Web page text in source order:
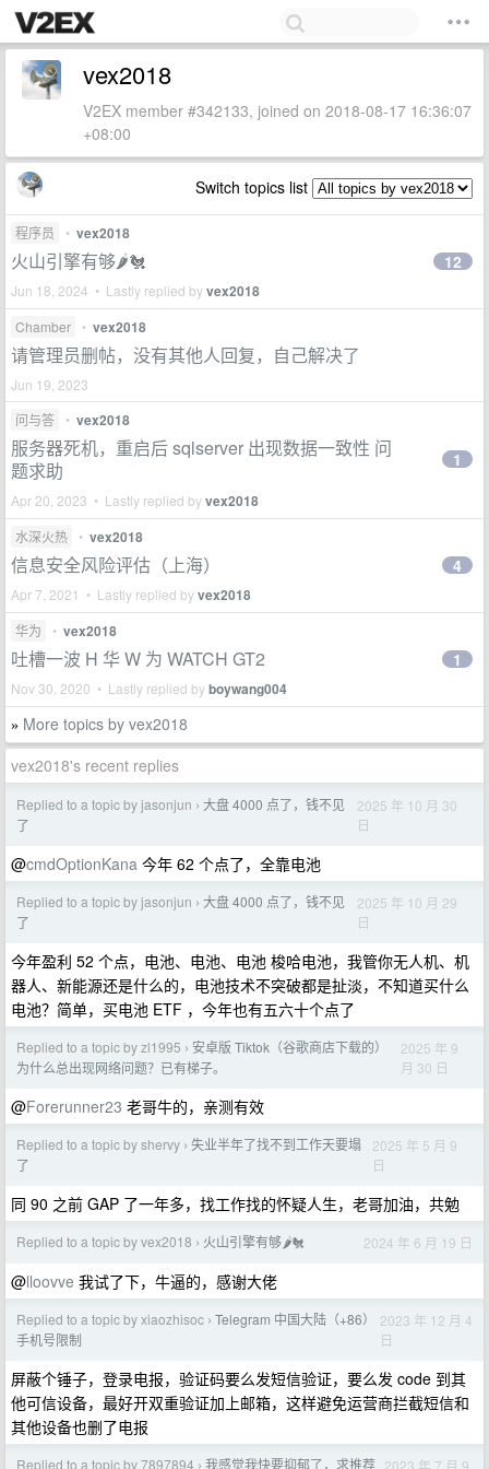
vex2018
V2EX member #342133, joined on 2018-08-17 16:36:07
+08:00
Switch topics list
程序员 • vex2018
火山引擎有够🌶︎🐔
Jun 18, 2024 • Lastly replied byvex2018
12
Chamber • vex2018
请管理员删帖，没有其他人回复，自己解决了
Jun 19, 2023
问与答
• vex2018
服务器死机，重启后 sqlserver 出现数据一致性 问
题求助
Apr 20, 2023 • Lastly replied byvex2018
1
水深火热 • vex2018
信息安全风险评估（上海）
Apr 7, 2021 • Lastly replied byvex2018
4
华为 • vex2018
吐槽一波 H 华 W 为 WATCH GT2
Nov 30, 2020 • Lastly replied byboywang004
1
» More topics by vex2018
vex2018's recent replies
Replied to a topic by jasonjun › 大盘 4000 点了，钱不见
了
2025 年 10 月 30
日
@cmdOptionKana 今年 62 个点了，全靠电池
Replied to a topic by jasonjun › 大盘 4000 点了，钱不见
了
2025 年 10 月 29
日
今年盈利 52 个点，电池、电池、电池 梭哈电池，我管你无人机、机
器人、新能源还是什么的，电池技术不突破都是扯淡，不知道买什么
电池？简单，买电池 ETF ，今年也有五六十个点了
Replied to a topic by zl1995 › 安卓版 Tiktok（谷歌商店下载的）
为什么总出现网络问题？已有梯子。
2025 年 9
月 30 日
@Forerunner23 老哥牛的，亲测有效
Replied to a topic by shervy › 失业半年了找不到工作天要塌
了
2025 年 5 月 9
日
同 90 之前 GAP 了一年多，找工作找的怀疑人生，老哥加油，共勉
Replied to a topic by vex2018 › 火山引擎有够🌶︎🐔 2024 年 6 月 19 日
@lloovve 我试了下，牛逼的，感谢大佬
Replied to a topic by xiaozhisoc › Telegram 中国大陆（+86）
手机号限制
2023 年 12 月 4
日
屏蔽个锤子，登录电报，验证码要么发短信验证，要么发 code 到其
他可信设备，最好开双重验证加上邮箱，这样避免运营商拦截短信和
其他设备也删了电报
Replied to a topic by 7897894 › 我感觉我快要抑郁了，求推荐 2023 年 7 月 9